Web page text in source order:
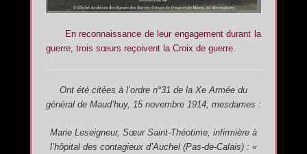
En reconnaissance de leur engagement durant la
guerre, trois sœurs reçoivent la Croix de guerre.
Ont été citées à l’ordre n°31 de la Xe Armée du
général de Maud’huy, 15 novembre 1914, mesdames :
Marie Leseigneur, Sœur Saint-Théotime, infirmière à
l’hôpital des contagieux d’Auchel (Pas-de-Calais) : «